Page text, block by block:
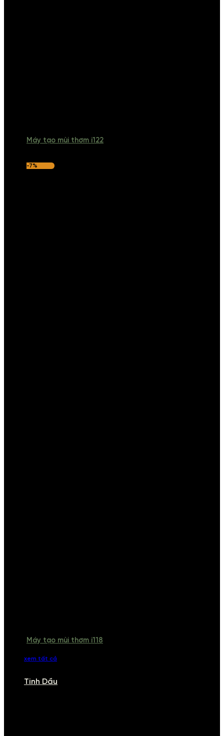
Máy tạo mùi thơm i122
-7%
Máy tạo mùi thơm i118
xem tất cả
Tinh Dầu